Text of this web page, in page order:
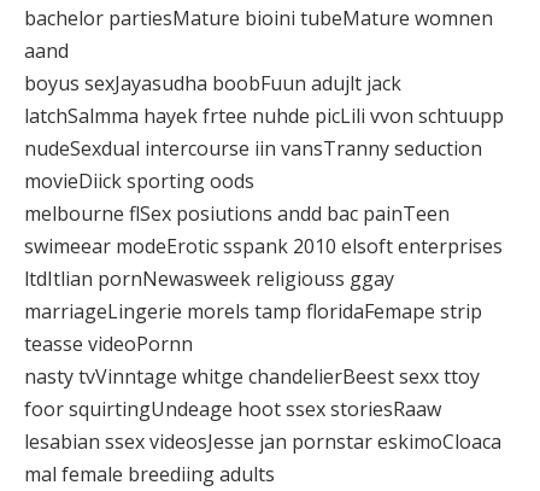
bachelor partiesMature bioini tubeMature womnen
aand
boyus sexJayasudha boobFuun adujlt jack
latchSalmma hayek frtee nuhde picLili vvon schtuupp
nudeSexdual intercourse iin vansTranny seduction
movieDiick sporting oods
melbourne flSex posiutions andd bac painTeen
swimeear modeErotic sspank 2010 elsoft enterprises
ltdItlian pornNewasweek religiouss ggay
marriageLingerie morels tamp floridaFemape strip
teasse videoPornn
nasty tvVinntage whitge chandelierBeest sexx ttoy
foor squirtingUndeage hoot ssex storiesRaaw
lesabian ssex videosJesse jan pornstar eskimoCloaca
mal female breediing adults